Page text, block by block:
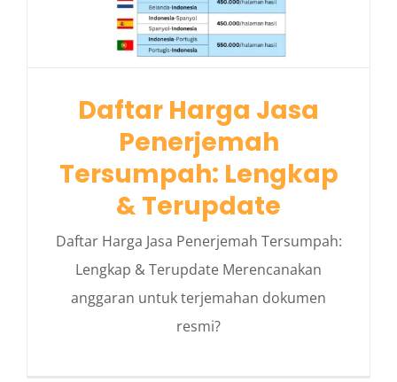
Daftar Harga Jasa
Penerjemah
Tersumpah: Lengkap
& Terupdate
Daftar Harga Jasa Penerjemah Tersumpah:
Lengkap & Terupdate Merencanakan
anggaran untuk terjemahan dokumen
resmi?